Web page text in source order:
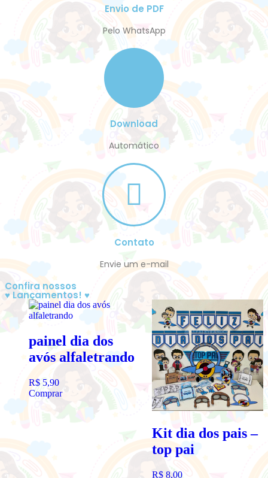
Envio de PDF
Pelo WhatsApp
Download
Automático
Contato
Envie um e-mail
Confira nossos
♥ Lançamentos! ♥
painel dia dos
avós alfaletrando
R$ 5,90
Comprar
Kit dia dos pais –
top pai
R$ 8,00